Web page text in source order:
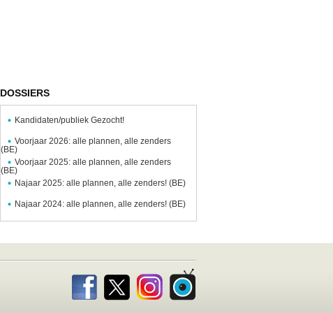
DOSSIERS
Kandidaten/publiek Gezocht!
Voorjaar 2026: alle plannen, alle zenders
(BE)
Voorjaar 2025: alle plannen, alle zenders
(BE)
Najaar 2025: alle plannen, alle zenders! (BE)
Najaar 2024: alle plannen, alle zenders! (BE)